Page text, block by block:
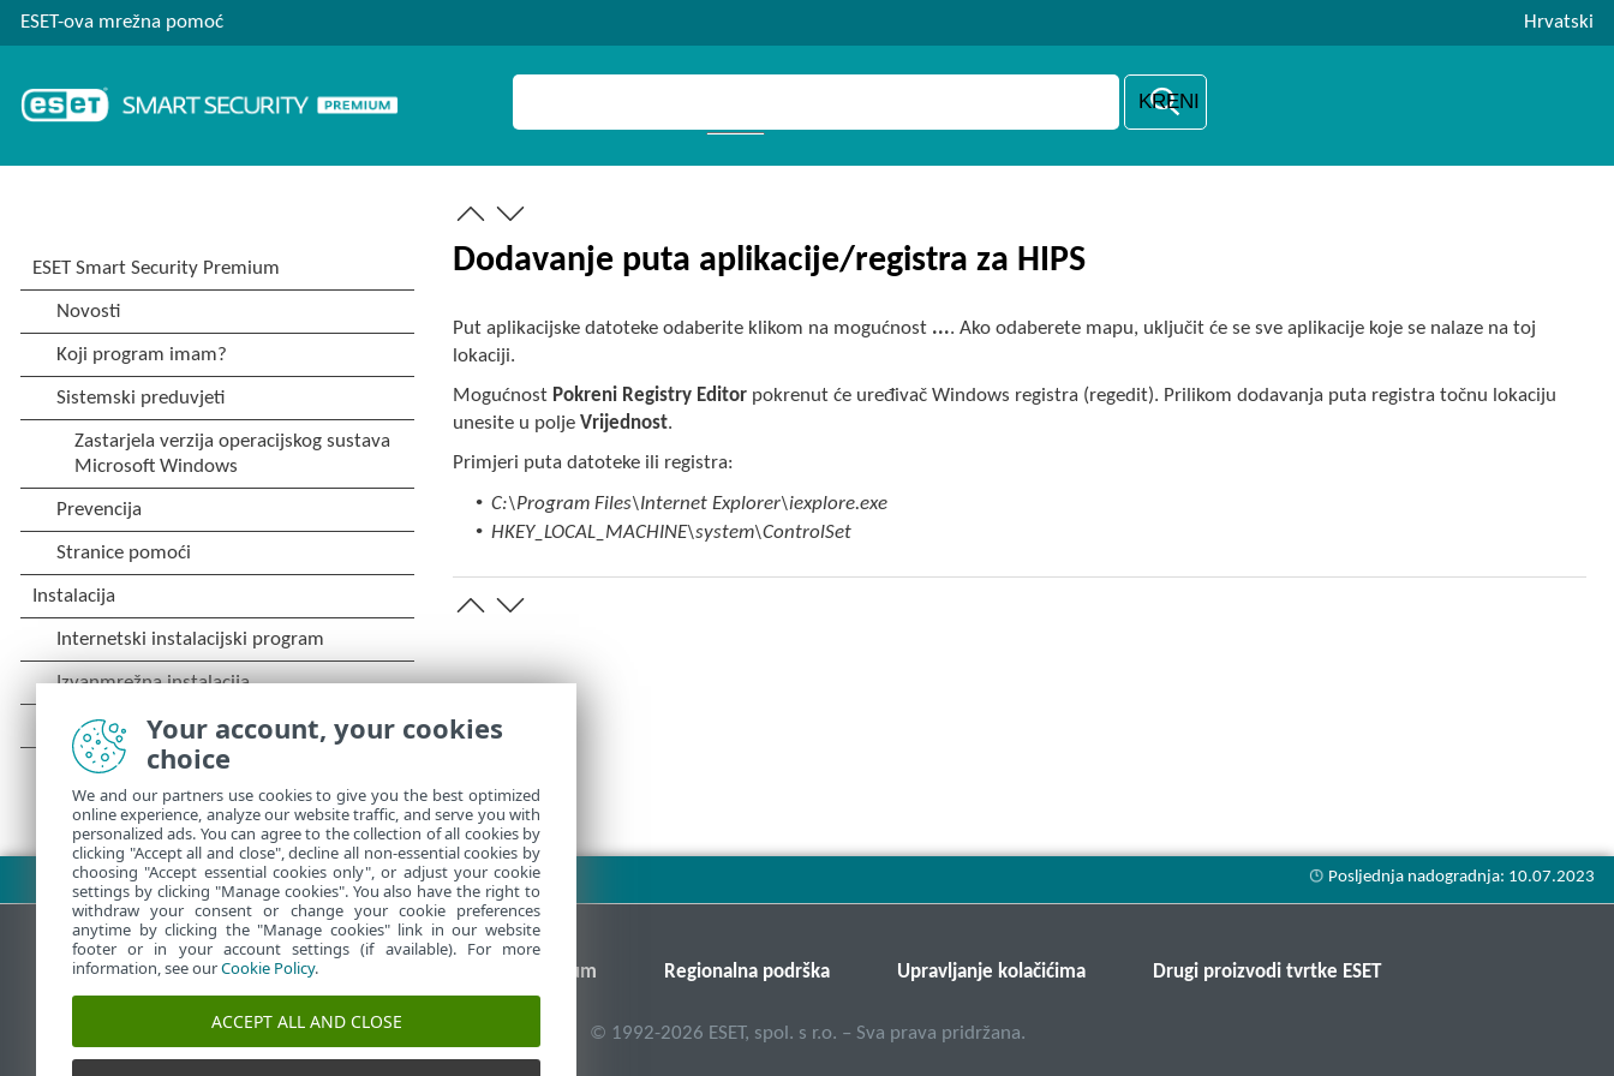
ESET-ova mrežna pomoć Hrvatski
Dodavanje puta aplikacije/registra za HIPS
Put aplikacijske datoteke odaberite klikom na mogućnost .... Ako odaberete mapu, uključit će se sve aplikacije koje se nalaze na toj
lokaciji.
Mogućnost Pokreni Registry Editor pokrenut će uređivač Windows registra (regedit). Prilikom dodavanja puta registra točnu lokaciju
unesite u poljeVrijednost.
Primjeri puta datoteke ili registra:
• C:\Program Files\Internet Explorer\iexplore.exe
• HKEY_LOCAL_MACHINE\system\ControlSet
Preuzmite PDF
ESET-ova baza znanja ESET-ov forum Regionalna podrška Upravljanje kolačićima Drugi proizvodi tvrtke ESET
© 1992-2026 ESET, spol. s r.o. – Sva prava pridržana.
Your account, your cookies
choice
We and our partners use cookies to give you the best optimized
online experience, analyze our website traffic, and serve you with
personalized ads. You can agree to the collection of all cookies by
clicking "Accept all and close", decline all non-essential cookies by
choosing "Accept essential cookies only", or adjust your cookie
settings by clicking "Manage cookies". You also have the right to
withdraw your consent or change your cookie preferences
anytime by clicking the "Manage cookies" link in our website
footer or in your account settings (if available). For more
information, see ourCookie Policy.
ACCEPT ALL AND CLOSE